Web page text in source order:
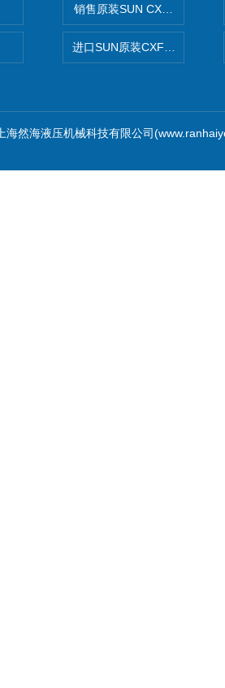
销售原装SUN CXJAXCN全
进口SUN原装CXFAXCN导压
然海液压机械科技有限公司